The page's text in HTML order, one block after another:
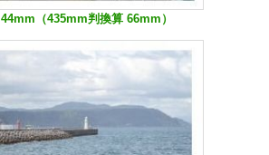
44mm（435mm判換算 66mm）